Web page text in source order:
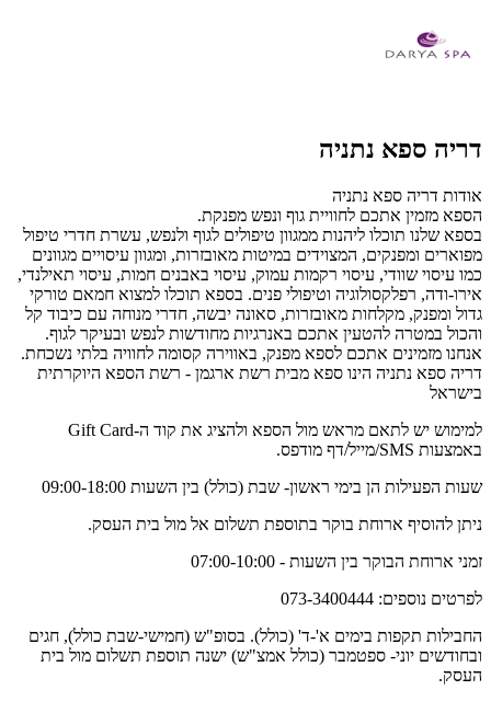
דריה ספא נתניה
אודות דריה ספא נתניה
הספא מזמין אתכם לחוויית גוף ונפש מפנקת.
בספא שלנו תוכלו ליהנות ממגוון טיפולים לגוף ולנפש, עשרת חדרי טיפול
מפוארים ומפנקים, המצוידים במיטות מאובזרות, ומגוון עיסויים מגוונים
כמו עיסוי שוודי, עיסוי רקמות עמוק, עיסוי באבנים חמות, עיסוי תאילנדי,
אירו-ודה, רפלקסולוגיה וטיפולי פנים. בספא תוכלו למצוא חמאם טורקי
גדול ומפנק, מקלחות מאובזרות, סאונה יבשה, חדרי מנוחה עם כיבוד קל
והכול במטרה להטעין אתכם באנרגיות מחודשות לנפש ובעיקר לגוף.
אנחנו מזמינים אתכם לספא מפנק, באווירה קסומה לחוויה בלתי נשכחת.
דריה ספא נתניה הינו ספא מבית רשת ארגמן - רשת הספא היוקרתית
בישראל
למימוש יש לתאם מראש מול הספא ולהציג את קוד ה-Gift Card
באמצעות SMS/מייל/דף מודפס.
שעות הפעילות הן בימי ראשון- שבת (כולל) בין השעות 09:00-18:00
ניתן להוסיף ארוחת בוקר בתוספת תשלום אל מול בית העסק.
זמני ארוחת הבוקר בין השעות - 07:00-10:00
לפרטים נוספים: 073-3400444
החבילות תקפות בימים א'-ד' (כולל). בסופ"ש (חמישי-שבת כולל), חגים
ובחודשים יוני- ספטמבר (כולל אמצ"ש) ישנה תוספת תשלום מול בית
העסק.